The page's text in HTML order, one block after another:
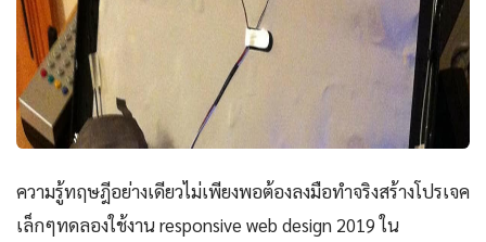
ความรู้ทฤษฎีอย่างเดียวไม่เพียงพอต้องลงมือทำจริงสร้างโปรเจค
เล็กๆทดลองใช้งาน responsive web design 2019 ใน